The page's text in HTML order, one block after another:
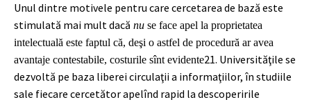
Unul dintre motivele pentru care cercetarea de bază este
stimulată mai mult dacă nu se face apel la proprietatea
intelectuală este faptul că, deşi o astfel de procedură ar avea
avantaje contestabile, costurile sînt evidente21. Universităţile se
dezvoltă pe baza liberei circulaţii a informaţiilor, în studiile
sale fiecare cercetător apelînd rapid la descoperirile